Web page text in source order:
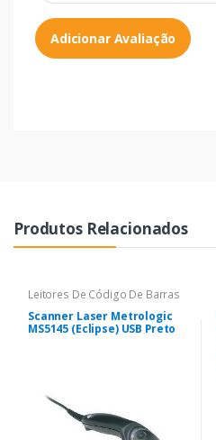
Adicionar Avaliação
Produtos Relacionados
Leitores De Código De Barras
Scanner Laser Metrologic
MS5145 (Eclipse) USB Preto